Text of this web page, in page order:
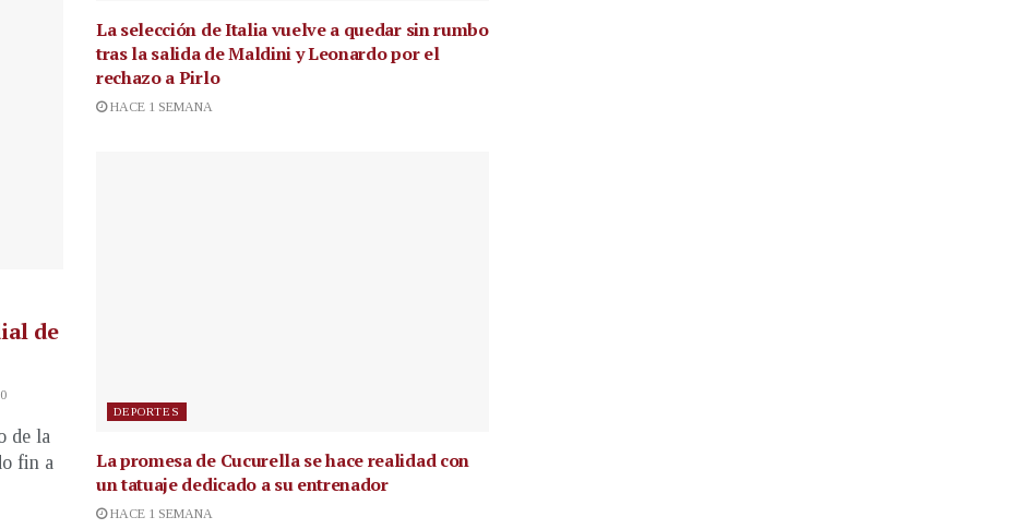
de
0
de la
fin a
La selección de Italia vuelve a quedar sin rumbo
tras la salida de Maldini y Leonardo por el
rechazo a Pirlo
HACE 1 SEMANA
DEPORTES
La promesa de Cucurella se hace realidad con
un tatuaje dedicado a su entrenador
HACE 1 SEMANA